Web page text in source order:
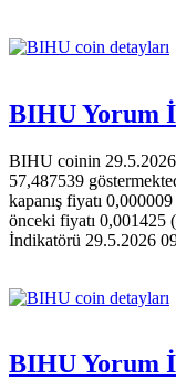
BIHU Yorum
BIHU coinin
57,487539
kapanış fiyatı
önceki fiyatı
İndikatörü 29.5.2026
BIHU Yorum